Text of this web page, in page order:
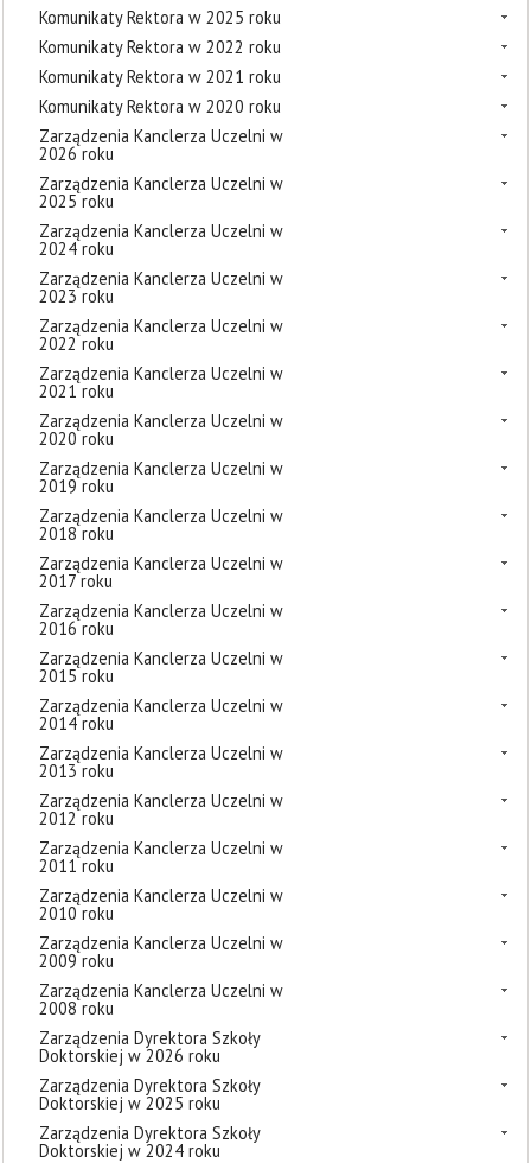
Komunikaty Rektora w 2025 roku
Komunikaty Rektora w 2022 roku
Komunikaty Rektora w 2021 roku
Komunikaty Rektora w 2020 roku
Zarządzenia Kanclerza Uczelni w
2026 roku
Zarządzenia Kanclerza Uczelni w
2025 roku
Zarządzenia Kanclerza Uczelni w
2024 roku
Zarządzenia Kanclerza Uczelni w
2023 roku
Zarządzenia Kanclerza Uczelni w
2022 roku
Zarządzenia Kanclerza Uczelni w
2021 roku
Zarządzenia Kanclerza Uczelni w
2020 roku
Zarządzenia Kanclerza Uczelni w
2019 roku
Zarządzenia Kanclerza Uczelni w
2018 roku
Zarządzenia Kanclerza Uczelni w
2017 roku
Zarządzenia Kanclerza Uczelni w
2016 roku
Zarządzenia Kanclerza Uczelni w
2015 roku
Zarządzenia Kanclerza Uczelni w
2014 roku
Zarządzenia Kanclerza Uczelni w
2013 roku
Zarządzenia Kanclerza Uczelni w
2012 roku
Zarządzenia Kanclerza Uczelni w
2011 roku
Zarządzenia Kanclerza Uczelni w
2010 roku
Zarządzenia Kanclerza Uczelni w
2009 roku
Zarządzenia Kanclerza Uczelni w
2008 roku
Zarządzenia Dyrektora Szkoły
Doktorskiej w 2026 roku
Zarządzenia Dyrektora Szkoły
Doktorskiej w 2025 roku
Zarządzenia Dyrektora Szkoły
Doktorskiej w 2024 roku